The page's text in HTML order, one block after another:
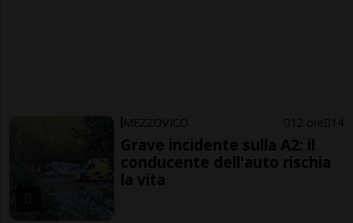
MEZZOVICO 12 ore 14
Grave incidente sulla A2: il
conducente dell'auto rischia
la vita